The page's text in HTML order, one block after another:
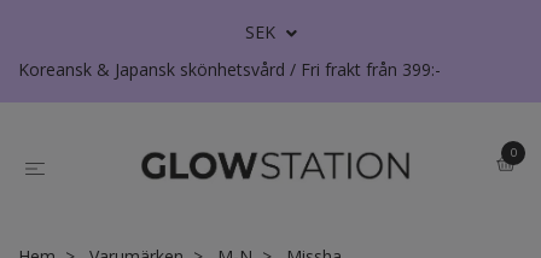
SEK
Koreansk & Japansk skönhetsvård / Fri frakt från 399:-
0